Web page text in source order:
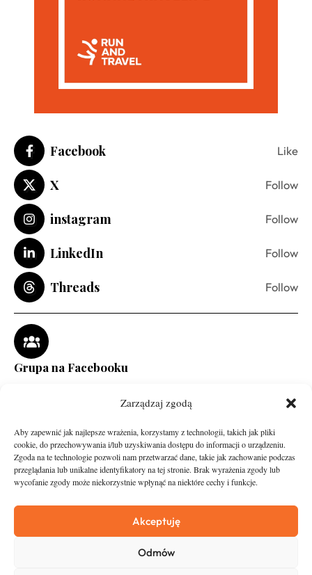
Zarządzaj zgodą
Aby zapewnić jak najlepsze wrażenia, korzystamy z technologii, takich jak pliki
cookie, do przechowywania i/lub uzyskiwania dostępu do informacji o urządzeniu.
Zgoda na te technologie pozwoli nam przetwarzać dane, takie jak zachowanie podczas
przeglądania lub unikalne identyfikatory na tej stronie. Brak wyrażenia zgody lub
wycofanie zgody może niekorzystnie wpłynąć na niektóre cechy i funkcje.
Akceptuję
Odmów
Facebook Like
X Follow
instagram Follow
LinkedIn Follow
Threads Follow
Grupa na Facebooku
Asfalt
O nas
Zostań Patronem
Kontakt